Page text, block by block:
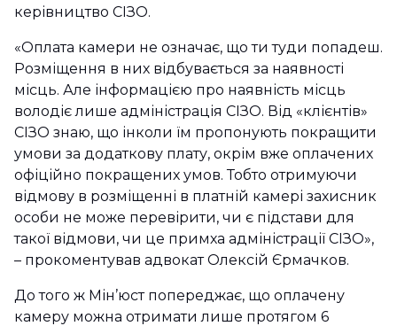
керівництво СІЗО.
«Оплата камери не означає, що ти туди попадеш.
Розміщення в них відбувається за наявності
місць. Але інформацією про наявність місць
володіє лише адміністрація СІЗО. Від «клієнтів»
СІЗО знаю, що інколи їм пропонують покращити
умови за додаткову плату, окрім вже оплачених
офіційно покращених умов. Тобто отримуючи
відмову в розміщенні в платній камері захисник
особи не може перевірити, чи є підстави для
такої відмови, чи це примха адміністрації СІЗО»,
– прокоментував адвокат Олексій Єрмачков.
До того ж Мін’юст попереджає, що оплачену
камеру можна отримати лише протягом 6